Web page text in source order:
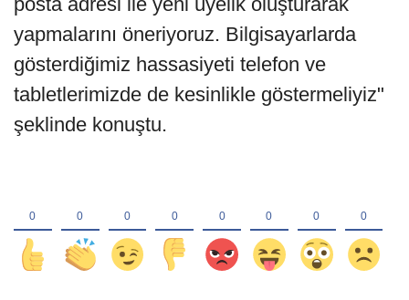
yapmalarını öneriyoruz. Bilgisayarlarda
gösterdiğimiz hassasiyeti telefon ve
tabletlerimizde de kesinlikle göstermeliyiz"
şeklinde konuştu.